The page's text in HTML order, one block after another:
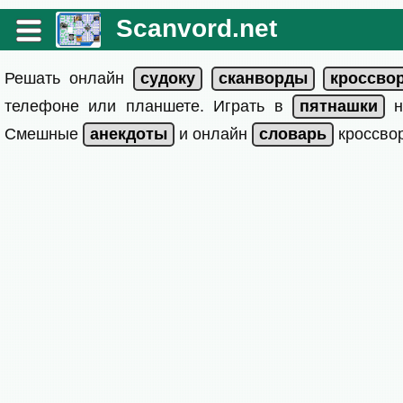
Scanvord.net
Решать онлайн
телефоне или планшете. Играть в
Смешные
и онлайн